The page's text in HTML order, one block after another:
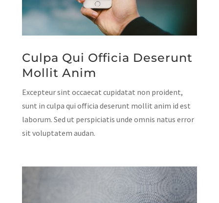
Culpa Qui Officia Deserunt
Mollit Anim
Excepteur sint occaecat cupidatat non proident,
sunt in culpa qui officia deserunt mollit anim id est
laborum. Sed ut perspiciatis unde omnis natus error
sit voluptatem audan.